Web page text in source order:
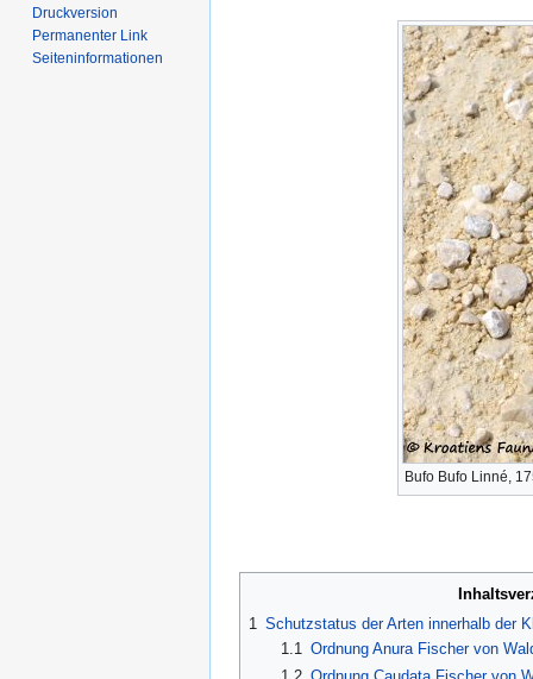
Bufo Bufo Linné,
1 Schutzstatus der Arten innerhalb der
1.1 Ordnung Anura Fischer von
Druckversion
Permanenter Link
Seiten­informationen